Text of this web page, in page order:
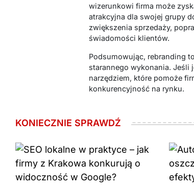
wizerunkowi firma może
atrakcyjna dla swojej grupy
zwiększenia sprzedaży,
świadomości klientów.
Podsumowując, rebranding
starannego wykonania. Jeśli
narzędziem, które pomoże
konkurencyjność na rynku.
KONIECZNIE SPRAWDŹ